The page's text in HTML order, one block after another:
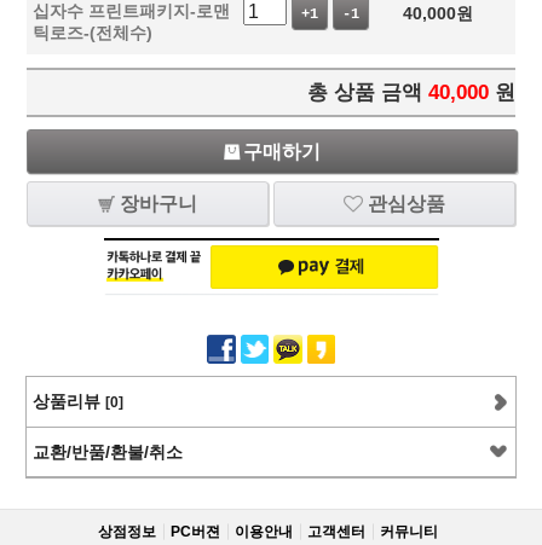
십자수 프린트패키지-로맨
틱로즈-(전체수)
+1 -1 40,000원
총 상품 금액 40,000 원
구매하기
장바구니 관심상품
상품리뷰 [0]
교환/반품/환불/취소
상점정보 PC버젼 이용안내 고객센터 커뮤니티